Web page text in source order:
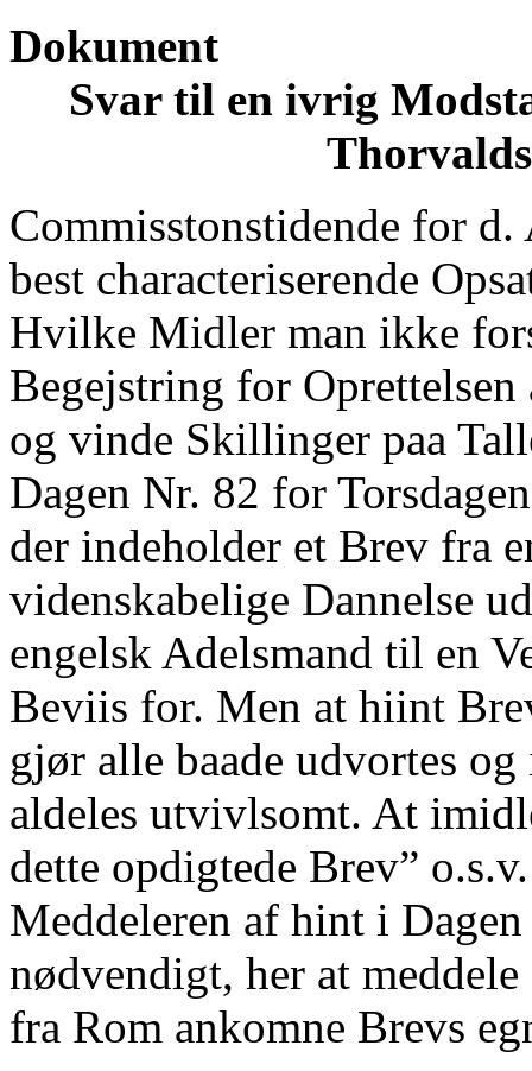
Dokument
Svar til en ivrig
Commisstonstidende for
best characteriserende
Hvilke Midler man ikke
Begejstring for
og vinde Skillinger paa
Dagen Nr. 82 for
der indeholder et Brev fra
videnskabelige Dannelse
engelsk Adelsmand til en
Beviis for. Men at hiint
gjør alle baade udvortes
aldeles utvivlsomt. At
dette opdigtede Brev”
Meddeleren af hint i
nødvendigt, her at
fra Rom ankomne Brevs